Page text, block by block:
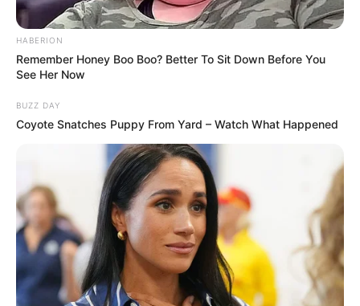
HABERION
Remember Honey Boo Boo? Better To Sit Down Before You
See Her Now
BUZZ DAY
Coyote Snatches Puppy From Yard – Watch What Happened